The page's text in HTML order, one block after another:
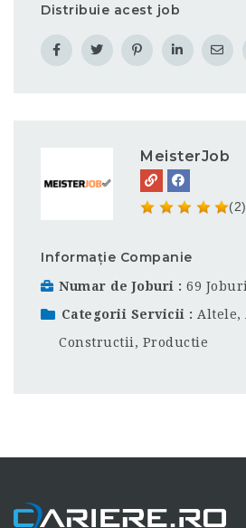
Distribuie acest job
MeisterJob
(2)
Informație Companie
Numar de Joburi
69 Joburi
Categorii Servicii
Altele,
Constructii, Productie